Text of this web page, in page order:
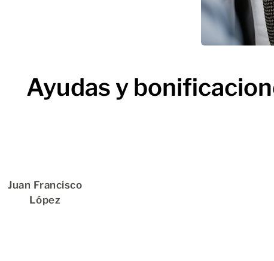
Ayudas y
Juan Francisco
López